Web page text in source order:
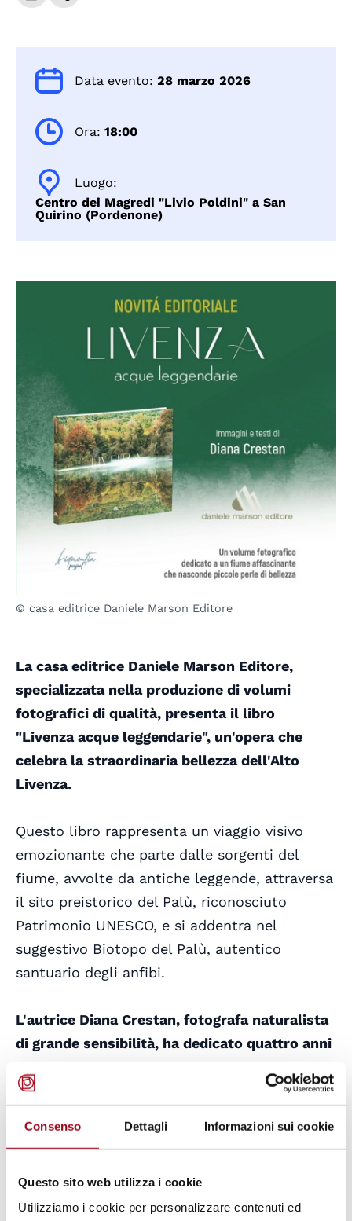
Consenso Dettagli Informazioni sui cookie
Questo sito web utilizza i cookie
Utilizziamo i cookie per personalizzare contenuti ed
Data evento: 28 marzo 2026
Ora: 18:00
Luogo:
Centro dei Magredi "Livio Poldini" a San
Quirino (Pordenone)
© casa editrice Daniele Marson Editore
La casa editrice Daniele Marson Editore,
specializzata nella produzione di volumi
fotografici di qualità, presenta il libro
"Livenza acque leggendarie", un'opera che
celebra la straordinaria bellezza dell'Alto
Livenza.
Questo libro rappresenta un viaggio visivo
emozionante che parte dalle sorgenti del
fiume, avvolte da antiche leggende, attraversa
il sito preistorico del Palù, riconosciuto
Patrimonio UNESCO, e si addentra nel
suggestivo Biotopo del Palù, autentico
santuario degli anfibi.
L'autrice Diana Crestan, fotografa naturalista
di grande sensibilità, ha dedicato quattro anni
più intima e autentica di questi luoghi. Le sue
acque cristalline del fiume, ma rendono
vegetazione delle rive alla straordinaria
biodiversità che caratterizza quest'area.